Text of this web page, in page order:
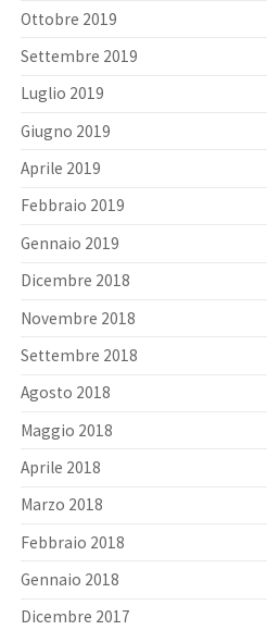
Ottobre 2019
Settembre 2019
Luglio 2019
Giugno 2019
Aprile 2019
Febbraio 2019
Gennaio 2019
Dicembre 2018
Novembre 2018
Settembre 2018
Agosto 2018
Maggio 2018
Aprile 2018
Marzo 2018
Febbraio 2018
Gennaio 2018
Dicembre 2017